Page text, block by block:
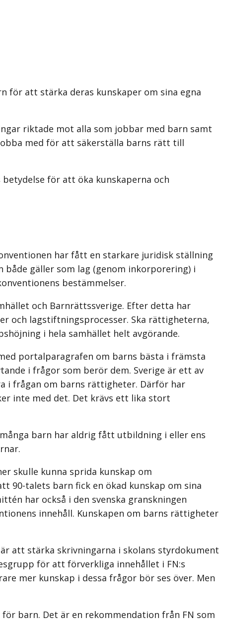
för att stärka deras kunskaper om sina egna
riktade mot alla som jobbar med barn samt
med för att säkerställa barns rätt till
för att öka kunskaperna och
har fått en starkare juridisk ställning
både gäller som lag (genom inkorporering) i
bestämmelser.
och Barnrättssverige. Efter detta har
och lag­stiftningsprocesser. Ska rättigheterna,
i hela samhället helt avgörande.
portalparagrafen om barns bästa i främsta
i frågor som berör dem. Sverige är ett av
i frågan om barns rättigheter. Därför har
inte med det. Det krävs ett lika stort
barn har aldrig fått utbildning i eller ens
skulle kunna sprida kunskap om
90-talets barn fick en ökad kunskap om sina
har också i den svenska granskningen
innehåll. Kunskapen om barns rättigheter
att stärka skrivningarna i skolans styrdokument
för att förverkliga innehållet i FN:s
mer kunskap i dessa frågor bör ses över. Men
barn. Det är en rekommendation från FN som